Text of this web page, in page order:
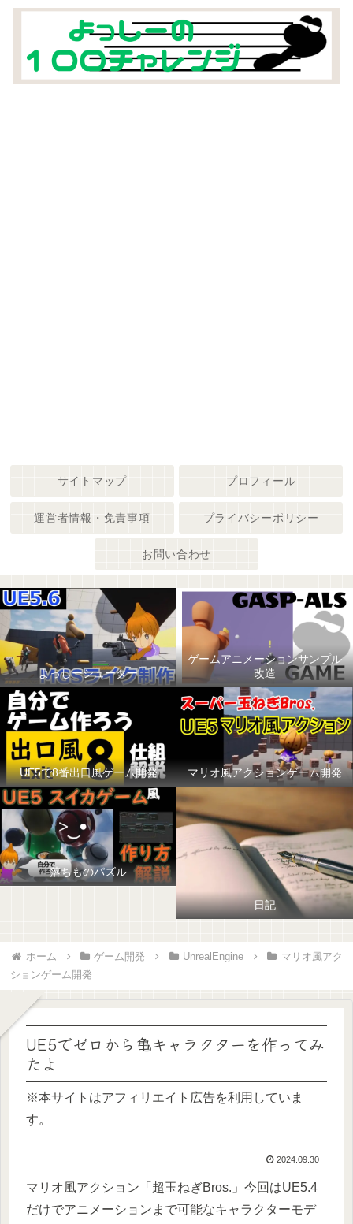
サイトマップ プロフィール
運営者情報・免責事項 プライバシーポリシー
お問い合わせ
よっしーシューター
ゲームアニメーションサンプル
改造
UE5で8番出口風ゲーム開発 マリオ風アクションゲーム開発
落ちものパズル
日記
ホーム ゲーム開発 UnrealEngine
マリオ風アク
ションゲーム開発
UE5でゼロから亀キャラクターを作ってみ
たよ
※本サイトはアフィリエイト広告を利用していま
す。
2024.09.30
マリオ風アクション「超玉ねぎBros.」今回はUE5.4
だけでアニメーションまで可能なキャラクターモデ